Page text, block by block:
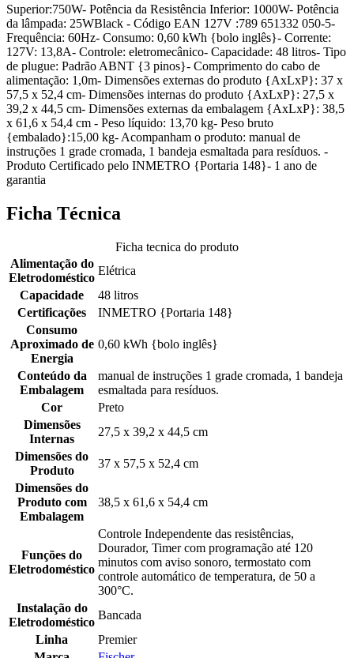
Superior:750W- Potência da Resistência Inferior: 1000W- Potência
da lâmpada: 25WBlack - Código EAN 127V :789 651332 050-5-
Frequência: 60Hz- Consumo: 0,60 kWh {bolo inglês}- Corrente:
127V: 13,8A- Controle: eletromecânico- Capacidade: 48 litros- Tipo
de plugue: Padrão ABNT {3 pinos}- Comprimento do cabo de
alimentação: 1,0m- Dimensões externas do produto {AxLxP}: 37 x
57,5 x 52,4 cm- Dimensões internas do produto {AxLxP}: 27,5 x
39,2 x 44,5 cm- Dimensões externas da embalagem {AxLxP}: 38,5
x 61,6 x 54,4 cm - Peso líquido: 13,70 kg- Peso bruto
{embalado}:15,00 kg- Acompanham o produto: manual de
instruções 1 grade cromada, 1 bandeja esmaltada para resíduos. -
Produto Certificado pelo INMETRO {Portaria 148}- 1 ano de
garantia
Ficha Técnica
Ficha tecnica do produto
Alimentação do
Eletrodoméstico
Elétrica
Capacidade
48 litros
Certificações
INMETRO {Portaria 148}
Consumo
Aproximado de
Energia
0,60 kWh {bolo inglês}
Conteúdo da
Embalagem
manual de instruções 1 grade cromada, 1 bandeja
esmaltada para resíduos.
Cor
Preto
Dimensões
Internas
27,5 x 39,2 x 44,5 cm
Dimensões do
Produto
37 x 57,5 x 52,4 cm
Dimensões do
Produto com
Embalagem
38,5 x 61,6 x 54,4 cm
Funções do
Eletrodoméstico
Controle Independente das resistências,
Dourador, Timer com programação até 120
minutos com aviso sonoro, termostato com
controle automático de temperatura, de 50 a
300°C.
Instalação do
Eletrodoméstico
Bancada
Linha
Premier